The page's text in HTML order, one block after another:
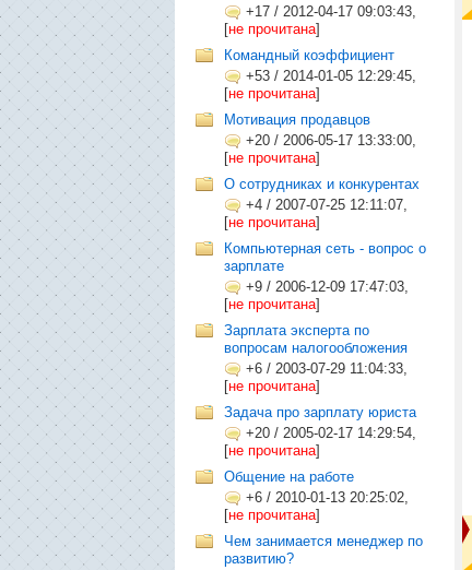
+17 / 2012-04-17 09:03:43,
[не прочитана]
Командный коэффициент
+53 / 2014-01-05 12:29:45,
[не прочитана]
Мотивация продавцов
+20 / 2006-05-17 13:33:00,
[не прочитана]
О сотрудниках и конкурентах
+4 / 2007-07-25 12:11:07,
[не прочитана]
Компьютерная сеть - вопрос о
зарплате
+9 / 2006-12-09 17:47:03,
[не прочитана]
Зарплата эксперта по
вопросам налогообложения
+6 / 2003-07-29 11:04:33,
[не прочитана]
Задача про зарплату юриста
+20 / 2005-02-17 14:29:54,
[не прочитана]
Общение на работе
+6 / 2010-01-13 20:25:02,
[не прочитана]
Чем занимается менеджер по
развитию?